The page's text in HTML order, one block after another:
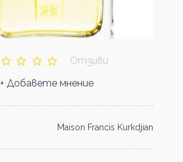
Отзиви
+ Добавете мнение
Maison Francis Kurkdjian